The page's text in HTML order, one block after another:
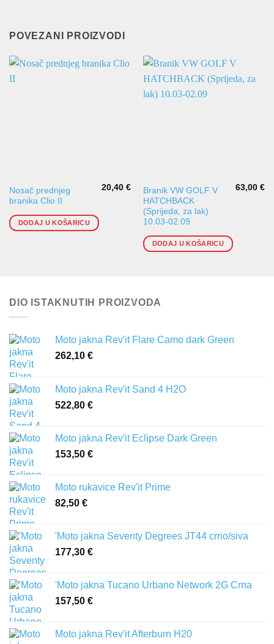
POVEZANI PROIZVODI
Nosač prednjeg
branika Clio II
20,40€
DODAJ U KOŠARICU
Branik VW GOLF V
HATCHBACK
(Sprijeda, za lak)
10.03-02.09
63,00€
DODAJ U KOŠARICU
DIO ISTAKNUTIH PROIZVODA
Moto jakna Rev'it Flare Camo dark Green
262,10 €
Moto jakna Rev'it Sand 4 H2O
522,80 €
Moto jakna Rev'it Eclipse Dark Green
153,50 €
Moto rukavice Rev'it Prime
82,50 €
'Moto jakna Seventy Degrees JT44 crno/siva
177,30 €
'Moto jakna Tucano Urbano Network 2G Crna
157,50 €
Moto jakna Rev'it Afterburn H20